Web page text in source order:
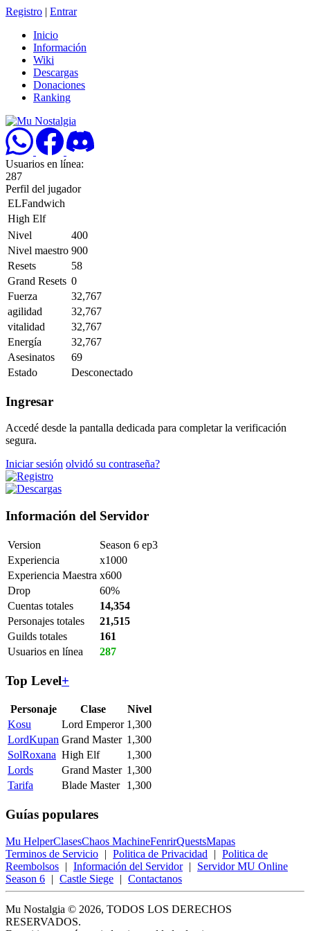
Registro | Entrar
Inicio
Información
Wiki
Descargas
Donaciones
Ranking
Usuarios en línea:
287
Perfil del jugador
ELFandwich
High Elf
Nivel
400
Nivel maestro 900
Resets
58
Grand Resets 0
Fuerza
32,767
agilidad
32,767
vitalidad
32,767
Energía
32,767
Asesinatos
69
Estado
Desconectado
Ingresar
Accedé desde la pantalla dedicada para completar la verificación
segura.
Iniciar sesión olvidó su contraseña?
Información del Servidor
Version
Season 6 ep3
Experiencia
x1000
Experiencia Maestra x600
Drop
60%
Cuentas totales
14,354
Personajes totales
21,515
Guilds totales
161
Usuarios en línea
287
Top Level+
Personaje Clase
Nivel
Kosu
Lord Emperor 1,300
LordKupan Grand Master 1,300
SolRoxana High Elf
1,300
Lords
Grand Master 1,300
Tarifa
Blade Master 1,300
Guías populares
Mu HelperClasesChaos MachineFenrirQuestsMapas
Terminos de Servicio | Politica de Privacidad | Politica de
Reembolsos | Información del Servidor |
Servidor MU Online
Season 6 | Castle Siege | Contactanos
Mu Nostalgia © 2026, TODOS LOS DERECHOS
RESERVADOS.